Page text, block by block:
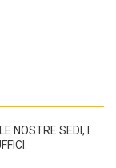
NOSTRE SEDI, I